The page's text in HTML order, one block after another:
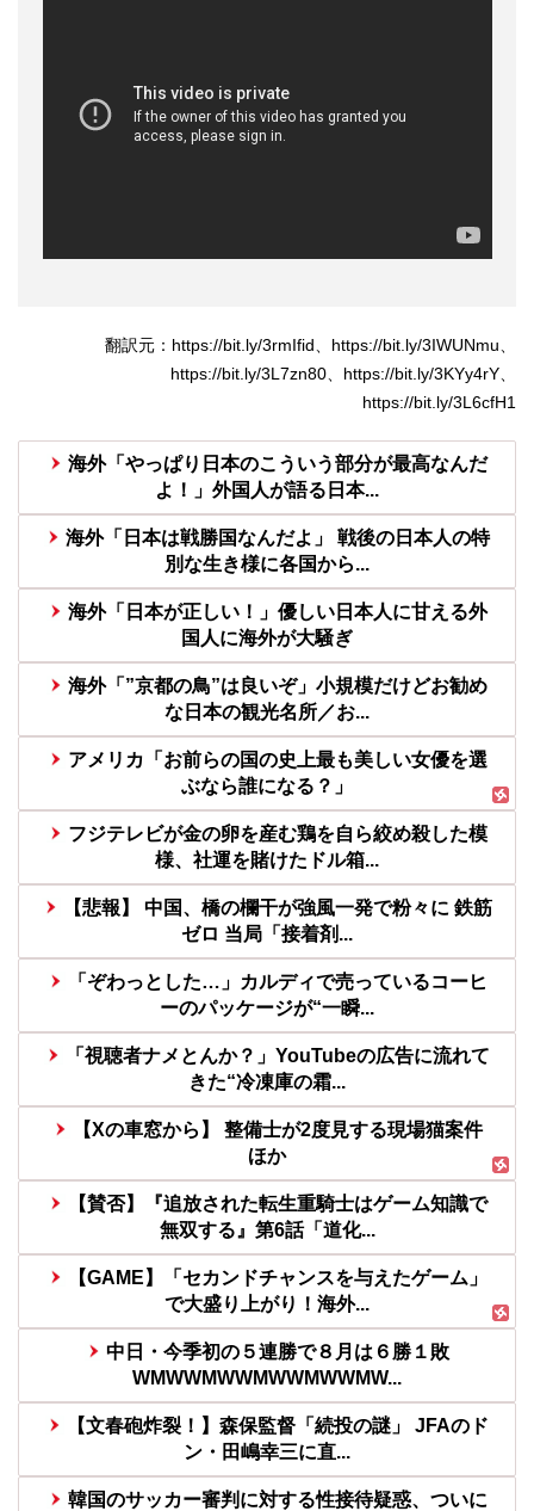
翻訳元：https://bit.ly/3rmIfid、https://bit.ly/3IWUNmu、
https://bit.ly/3L7zn80、https://bit.ly/3KYy4rY、
https://bit.ly/3L6cfH1
海外「やっぱり日本のこういう部分が最高なんだ
よ！」外国人が語る日本...
海外「日本は戦勝国なんだよ」 戦後の日本人の特
別な生き様に各国から...
海外「日本が正しい！」優しい日本人に甘える外
国人に海外が大騒ぎ
海外「”京都の鳥”は良いぞ」小規模だけどお勧め
な日本の観光名所／お...
アメリカ「お前らの国の史上最も美しい女優を選
ぶなら誰になる？」
フジテレビが金の卵を産む鶏を自ら絞め殺した模
様、社運を賭けたドル箱...
【悲報】 中国、橋の欄干が強風一発で粉々に 鉄筋
ゼロ 当局「接着剤...
「ぞわっとした…」カルディで売っているコーヒ
ーのパッケージが“一瞬...
「視聴者ナメとんか？」YouTubeの広告に流れて
きた“冷凍庫の霜...
【Xの車窓から】 整備士が2度見する現場猫案件
ほか
【賛否】『追放された転生重騎士はゲーム知識で
無双する』第6話「道化...
【GAME】「セカンドチャンスを与えたゲーム」
で大盛り上がり！海外...
中日・今季初の５連勝で８月は６勝１敗
WMWWMWWMWWMWWMW...
【文春砲炸裂！】森保監督「続投の謎」 JFAのド
ン・田嶋幸三に直...
韓国のサッカー審判に対する性接待疑惑、ついに